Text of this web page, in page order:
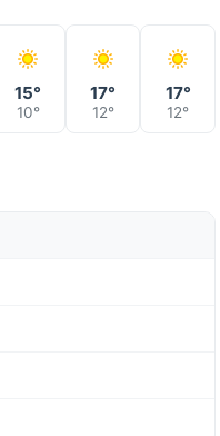
15°
10°
17°
12°
17°
12°